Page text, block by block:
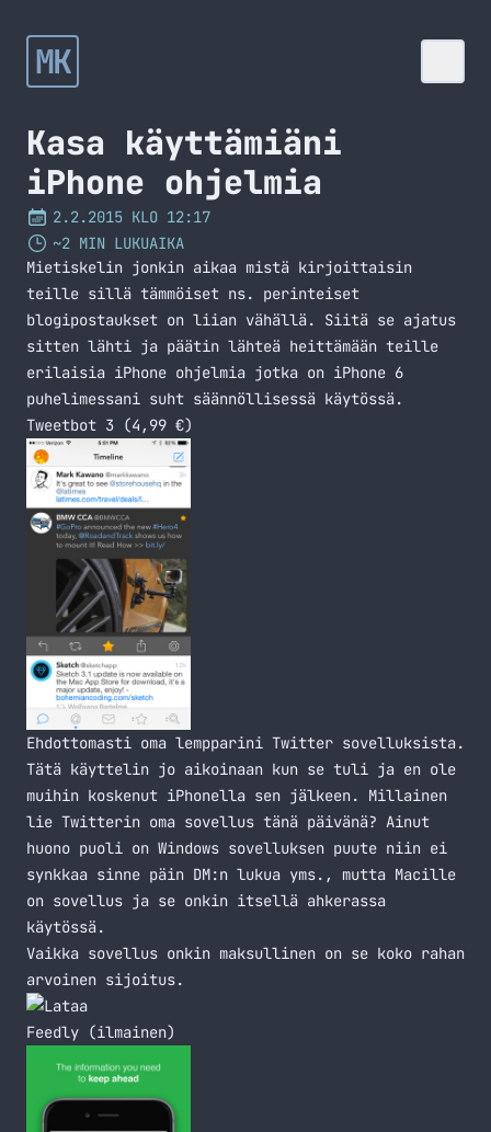
MK
Kasa käyttämiäni
iPhone ohjelmia
2.2.2015 KLO 12:17
~2 MIN LUKUAIKA
Mietiskelin jonkin aikaa mistä kirjoittaisin
teille sillä tämmöiset ns. perinteiset
blogipostaukset on liian vähällä. Siitä se ajatus
sitten lähti ja päätin lähteä heittämään teille
erilaisia iPhone ohjelmia jotka on iPhone 6
puhelimessani suht säännöllisessä käytössä.
Tweetbot 3 (4,99 €)
Ehdottomasti oma lempparini Twitter sovelluksista.
Tätä käyttelin jo aikoinaan kun se tuli ja en ole
muihin koskenut iPhonella sen jälkeen. Millainen
lie Twitterin oma sovellus tänä päivänä? Ainut
huono puoli on Windows sovelluksen puute niin ei
synkkaa sinne päin DM:n lukua yms., mutta Macille
on sovellus ja se onkin itsellä ahkerassa
käytössä.
Vaikka sovellus onkin maksullinen on se koko rahan
arvoinen sijoitus.
Feedly (ilmainen)